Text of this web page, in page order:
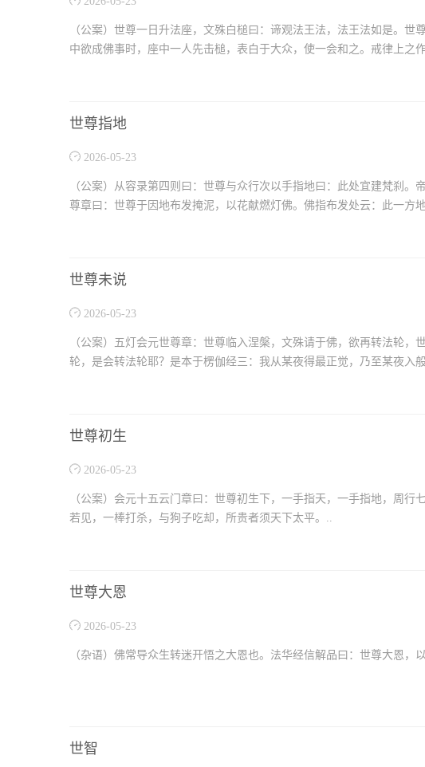
（公案）世尊一日升法座，文殊白槌曰：谛观法王法，法王法如是。
中欲成佛事时，座中一人先击槌，表白于大众，使一会和之。戒律上之
世尊指地
2026-05-23
（公案）从容录第四则曰：世尊与众行次以手指地曰：此处宜建梵刹
尊章曰：世尊于因地布发掩泥，以花献燃灯佛。佛指布发处云：此一方
世尊未说
2026-05-23
（公案）五灯会元世尊章：世尊临入涅槃，文殊请于佛，欲再转法轮
轮，是会转法轮耶？是本于楞伽经三：我从某夜得最正觉，乃至某夜入
世尊初生
2026-05-23
（公案）会元十五云门章曰：世尊初生下，一手指天，一手指地，周
若见，一棒打杀，与狗子吃却，所贵者须天下太平。..
世尊大恩
2026-05-23
（杂语）佛常导众生转迷开悟之大恩也。法华经信解品曰：世尊大恩，
世智